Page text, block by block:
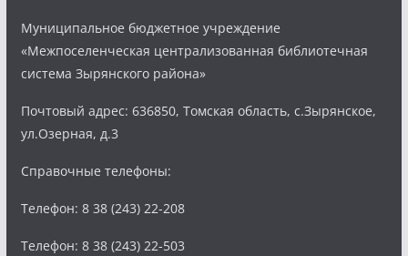
Муниципальное бюджетное учреждение
«Межпоселенческая централизованная библиотечная
система Зырянского района»
Почтовый адрес: 636850, Томская область, с.Зырянское,
ул.Озерная, д.3
Справочные телефоны:
Телефон: 8 38 (243) 22-208
Телефон: 8 38 (243) 22-503